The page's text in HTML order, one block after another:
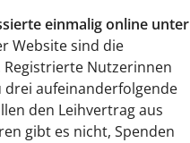
einmalig online unter
Website sind die
Nutzerinnen
aufeinanderfolgende
den Leihvertrag aus
gibt es nicht, Spenden